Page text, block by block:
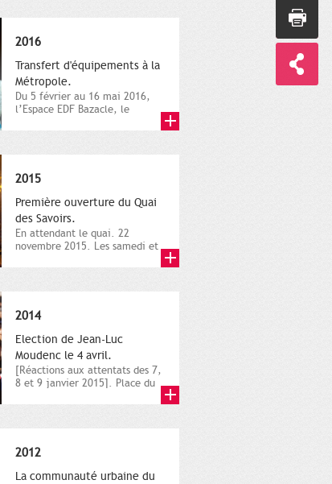
2016
Transfert d'équipements à la
Métropole.
Du 5 février au 16 mai 2016,
l’Espace EDF Bazacle, le
2015
Première ouverture du Quai
des Savoirs.
En attendant le quai. 22
novembre 2015. Les samedi et
2014
Election de Jean-Luc
Moudenc le 4 avril.
[Réactions aux attentats des 7,
8 et 9 janvier 2015]. Place du
2012
La communauté urbaine du